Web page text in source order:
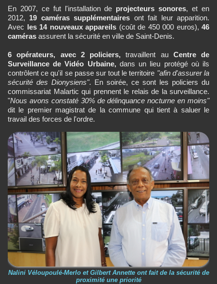
En 2007, ce fut l'installation de projecteurs sonores, et en
2012, 19 caméras supplémentaires ont fait leur apparition.
Avec les 14 nouveaux appareils (coût de 450 000 euros), 46
caméras assurent la sécurité en ville de Saint-Denis.
6 opérateurs, avec 2 policiers, travaillent au Centre de
Surveillance de Vidéo Urbaine,dans un lieu protégé où ils
contrôlent ce qu'il se passe sur tout le territoire "afin d'assurer la
sécurité des Dionysiens". En soirée, ce sont les policiers du
commissariat Malartic qui prennent le relais de la surveillance.
"Nous avons constaté 30% de délinquance nocturne en moins"
dit le premier magistrat de la commune qui tient à saluer le
travail des forces de l'ordre.
Nalini Véloupoulé-Merlo et Gilbert Annette ont fait de la sécurité de
proximité une priorité